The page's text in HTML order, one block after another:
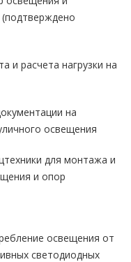
и расчета нагрузки на
на
освещения
для монтажа и
и опор
освещения от
светодиодных